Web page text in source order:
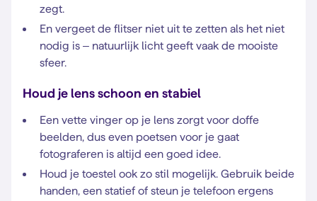
zegt.
En vergeet de flitser niet uit te zetten als het niet
nodig is – natuurlijk licht geeft vaak de mooiste
sfeer.
Houd je lens schoon en stabiel
Een vette vinger op je lens zorgt voor doffe
beelden, dus even poetsen voor je gaat
fotograferen is altijd een goed idee.
Houd je toestel ook zo stil mogelijk. Gebruik beide
handen, een statief of steun je telefoon ergens